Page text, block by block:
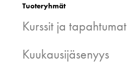
Tuoteryhmät
Kurssit ja tapahtumat
Kuukausijäsenyys